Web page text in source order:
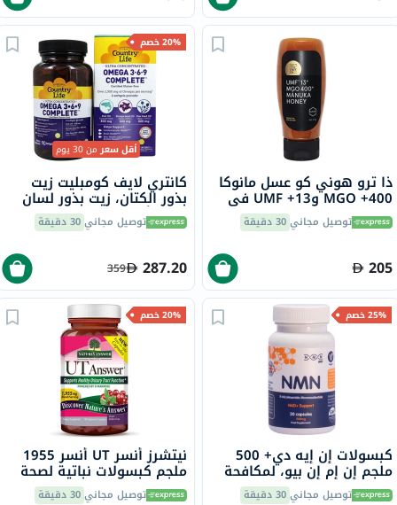
ذا ترو هوني كو عسل مانوكا
400+ MGO و13+ UMF في
قارورة سهلة الضغط 375
جرام توصيل مجاني30 دقيقة
205
20% خصم
أقل سعرمن 30 يوم
كانتري لايف كومبليت زيت
بذور الكتان، زيت بذور لسان
الثور، أوميجا 3 6 9، 90
كبسولة هلامية
توصيل مجاني30 دقيقة
287.20
359
25% خصم
كبسولات إن إيه دي+ 500
ملجم إن إم إن بيو، لمكافحة
الشيخوخة - 30 كبسولةتوصيل مجاني30 دقيقة
20% خصم
نيتشرز أنسر UT أنسر 1955
ملجم كبسولات نباتية لصحة
المسالك البولية حزمة من 90
توصيل مجاني30 دقيقة